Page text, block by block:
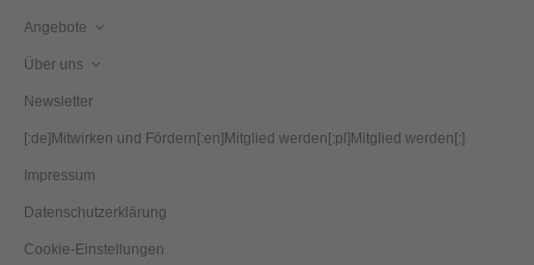
Angebote
Über uns
Newsletter
[:de]Mitwirken und Fördern[:en]Mitglied werden[:pl]Mitglied werden[:]
Impressum
Datenschutzerklärung
Cookie-Einstellungen